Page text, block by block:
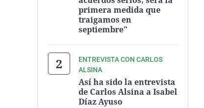
primera medida que
traigamos en
septiembre"
ENTREVISTA CON CARLOS
ALSINA
Así ha sido la entrevista
de Carlos Alsina a Isabel
Díaz Ayuso